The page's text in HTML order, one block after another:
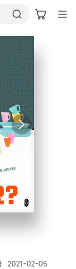
2021-02-05